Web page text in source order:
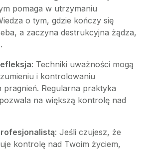
pomaga w utrzymaniu
o tym, gdzie kończy się
a zaczyna destrukcyjna żądza,
: Techniki uważności mogą
i kontrolowaniu
pragnień. Regularna praktyka
na większą kontrolę nad
: Jeśli czujesz, że
kontrolę nad Twoim życiem,